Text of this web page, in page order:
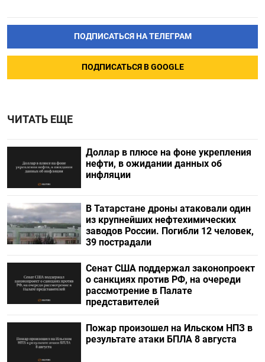
ПОДПИСАТЬСЯ НА ТЕЛЕГРАМ
ПОДПИСАТЬСЯ В GOOGLE
ЧИТАТЬ ЕЩЕ
Доллар в плюсе на фоне укрепления
нефти, в ожидании данных об
инфляции
В Татарстане дроны атаковали один
из крупнейших нефтехимических
заводов России. Погибли 12 человек,
39 пострадали
Сенат США поддержал законопроект
о санкциях против РФ, на очереди
рассмотрение в Палате
представителей
Пожар произошел на Ильском НПЗ в
результате атаки БПЛА 8 августа